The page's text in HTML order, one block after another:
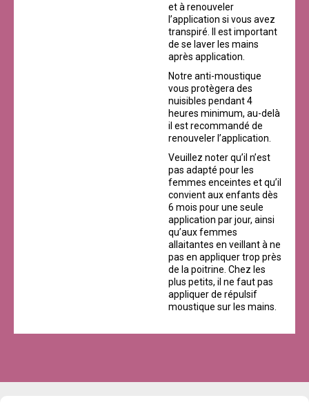
et à renouveler
l’application si vous avez
transpiré. Il est important
de se laver les mains
après application.
Notre anti-moustique
vous protègera des
nuisibles pendant 4
heures minimum, au-delà
il est recommandé de
renouveler l’application.
Veuillez noter qu’il n’est
pas adapté pour les
femmes enceintes et qu’il
convient aux enfants dès
6 mois pour une seule
application par jour, ainsi
qu’aux femmes
allaitantes en veillant à ne
pas en appliquer trop près
de la poitrine. Chez les
plus petits, il ne faut pas
appliquer de répulsif
moustique sur les mains.